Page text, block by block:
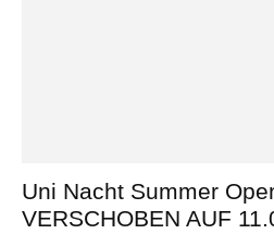
Uni Nacht Summer
VERSCHOBEN AUF